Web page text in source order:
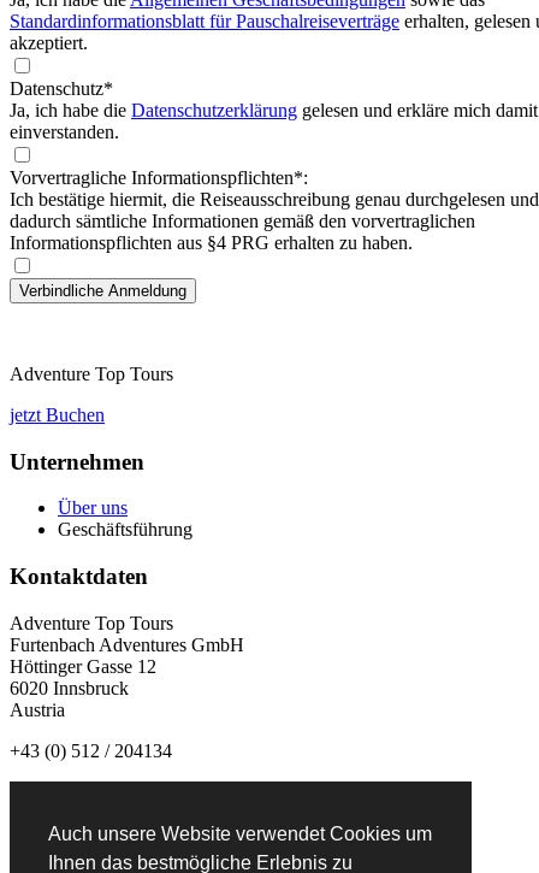
Auch unsere Website verwendet Cookies um
Ihnen das bestmögliche Erlebnis zu
Standardinformationsblatt für Pauschalreiseverträge erhalten, gelesen
akzeptiert.
Datenschutz*
Ja, ich habe die Datenschutzerklärung gelesen und erkläre mich damit
einverstanden.
Vorvertragliche Informationspflichten*:
Ich bestätige hiermit, die Reiseausschreibung genau durchgelesen und
dadurch sämtliche Informationen gemäß den vorvertraglichen
Informationspflichten aus §4 PRG erhalten zu haben.
Adventure Top Tours
jetzt Buchen
Unternehmen
Über uns
Geschäftsführung
Kontaktdaten
Adventure Top Tours
Furtenbach Adventures GmbH
Höttinger Gasse 12
6020 Innsbruck
Austria
+43 (0) 512 / 204134
Newsletteranmeldung: